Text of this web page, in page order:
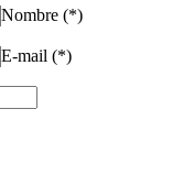
Nombre (*)
E-mail (*)